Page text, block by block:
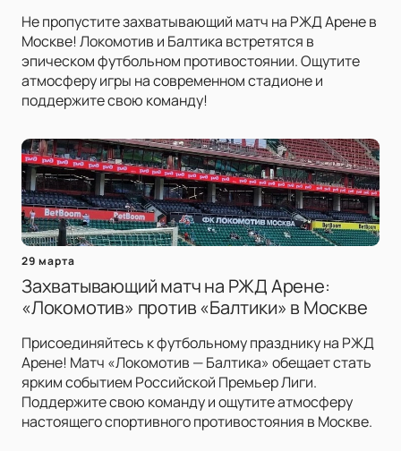
Не пропустите захватывающий матч на РЖД Арене в
Москве! Локомотив и Балтика встретятся в
эпическом футбольном противостоянии. Ощутите
атмосферу игры на современном стадионе и
поддержите свою команду!
29 марта
Захватывающий матч на РЖД Арене:
«Локомотив» против «Балтики» в Москве
Присоединяйтесь к футбольному празднику на РЖД
Арене! Матч «Локомотив — Балтика» обещает стать
ярким событием Российской Премьер Лиги.
Поддержите свою команду и ощутите атмосферу
настоящего спортивного противостояния в Москве.